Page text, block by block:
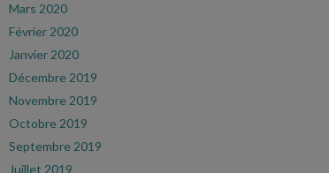
Mars 2020
Février 2020
Janvier 2020
Décembre 2019
Novembre 2019
Octobre 2019
Septembre 2019
Juillet 2019